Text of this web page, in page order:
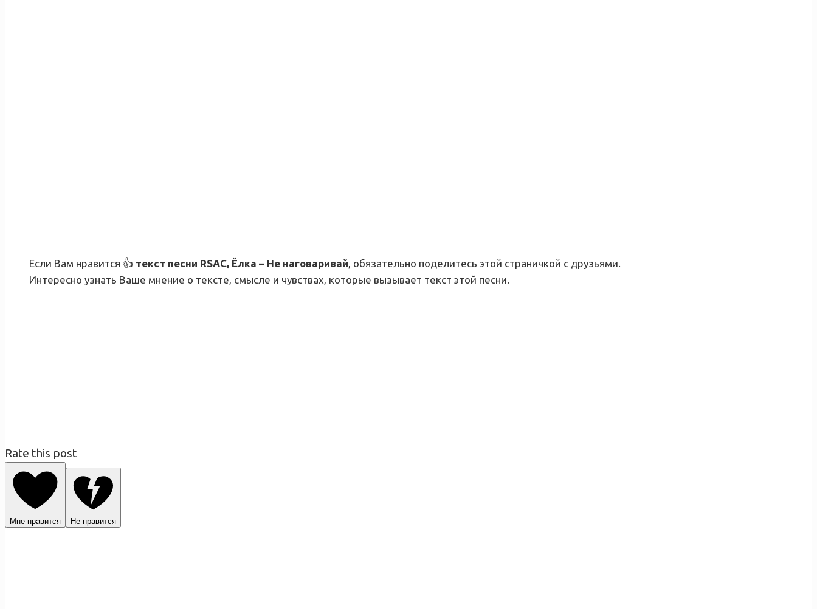
Если Вам нравится 👍 текст песни RSAC, Ёлка – Не наговаривай, обязательно поделитесь этой страничкой с друзьями.
Интересно узнать Ваше мнение о тексте, смысле и чувствах, которые вызывает текст этой песни.
Rate this post
Мне нравится Не нравится